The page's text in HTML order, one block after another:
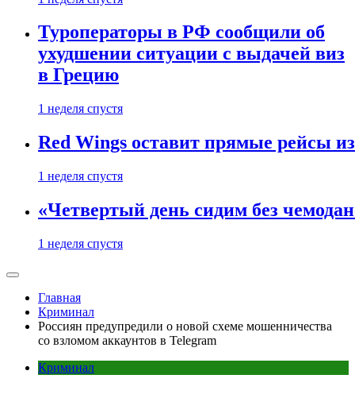
Туроператоры в РФ сообщили об
ухудшении ситуации с выдачей виз
в Грецию
1 неделя спустя
Red Wings оставит прямые рейсы
1 неделя спустя
«Четвертый день сидим без
1 неделя спустя
Главная
Криминал
Россиян предупредили о новой схеме мошенничества
со взломом аккаунтов в Telegram
Криминал